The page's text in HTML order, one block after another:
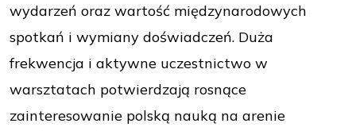
wydarzeń oraz wartość międzynarodowych
spotkań i wymiany doświadczeń. Duża
frekwencja i aktywne uczestnictwo w
warsztatach potwierdzają rosnące
zainteresowanie polską nauką na arenie